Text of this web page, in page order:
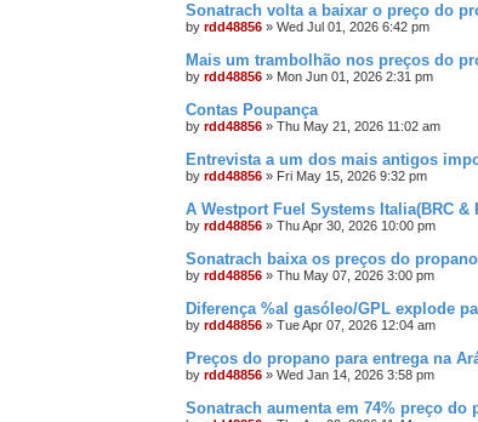
Sonatrach volta a baixar o preço do
by rdd48856 » Wed Jul 01, 2026 6:42 pm
Mais um trambolhão nos preços do
by rdd48856 » Mon Jun 01, 2026 2:31 pm
Contas Poupança
by rdd48856 » Thu May 21, 2026 11:02 am
Entrevista a um dos mais antigos
by rdd48856 » Fri May 15, 2026 9:32 pm
A Westport Fuel Systems Italia(BRC
by rdd48856 » Thu Apr 30, 2026 10:00 pm
Sonatrach baixa os preços do
by rdd48856 » Thu May 07, 2026 3:00 pm
Diferença %al gasóleo/GPL explode
by rdd48856 » Tue Apr 07, 2026 12:04 am
Preços do propano para entrega na
by rdd48856 » Wed Jan 14, 2026 3:58 pm
Sonatrach aumenta em 74% preço